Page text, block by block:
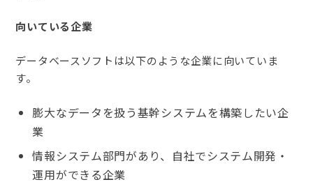
向いている企業
データベースソフトは以下のような企業に向いていま
す。
膨大なデータを扱う基幹システムを構築したい企
業
情報システム部門があり、自社でシステム開発・
運用ができる企業